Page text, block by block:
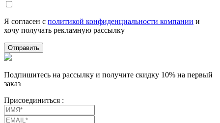
Я согласен с политикой конфиденциальности компании и
хочу получать рекламную рассылку
Отправить
Подпишитесь на рассылку и получите скидку 10% на первый
заказ
Присоединиться :